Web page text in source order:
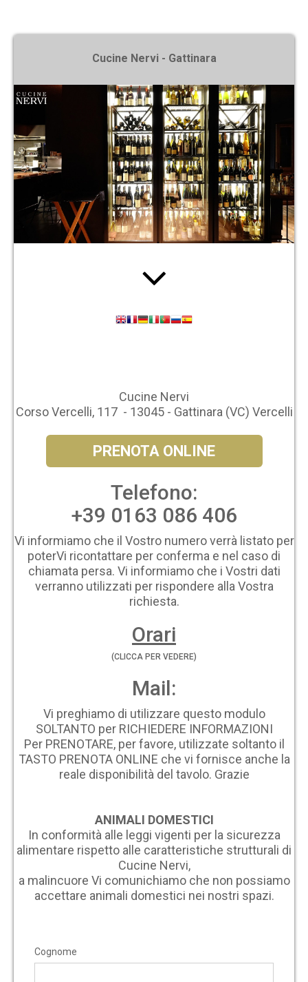
Cucine Nervi - Gattinara
Cucine Nervi
Corso Vercelli, 117 - 13045 - Gattinara (VC) Vercelli
PRENOTA ONLINE
Telefono:
+39 0163 086 406
Vi informiamo che il Vostro numero verrà listato per
poterVi ricontattare per conferma e nel caso di
chiamata persa. Vi informiamo che i Vostri dati
verranno utilizzati per rispondere alla Vostra
richiesta.
Orari
(CLICCA PER VEDERE)
Mail:
Vi preghiamo di utilizzare questo modulo
SOLTANTO per RICHIEDERE INFORMAZIONI
Per PRENOTARE, per favore, utilizzate soltanto il
TASTO PRENOTA ONLINE che vi fornisce anche la
reale disponibilità del tavolo. Grazie
ANIMALI DOMESTICI
In conformità alle leggi vigenti per la sicurezza
alimentare rispetto alle caratteristiche strutturali di
Cucine Nervi,
a malincuore Vi comunichiamo che non possiamo
accettare animali domestici nei nostri spazi.
Cognome